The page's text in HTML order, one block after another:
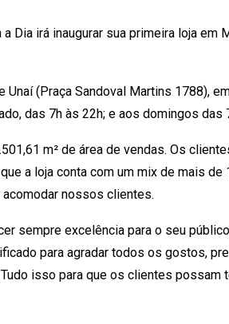
Dia irá inaugurar sua primeira loja em
(Praça Sandoval Martins 1788),
das 7h às 22h; e aos domingos das
m² de área de vendas. Os
a loja conta com um mix de mais de
nossos clientes.
sempre excelência para o seu
para agradar todos os gostos,
isso para que os clientes possam